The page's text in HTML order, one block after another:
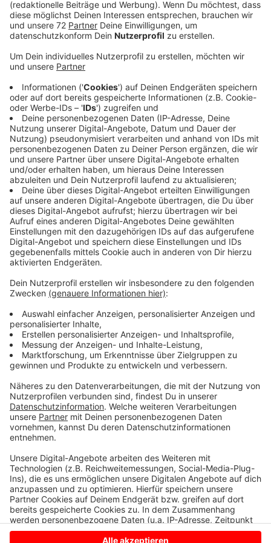
"1000 Gute Gründe" ist einfach eine unfassbar positive
Nummer. "Oft wissen wir erst, was wir an unseren
Partnern hatten, wenn wir uns von ihnen getrennt
haben.", sagt Adel Tawil im Interview mit uns. "Das
wollte ich umdrehen, ins Positive. Für jede Macke, für
jede Eigenheit liebe ich dich." Wir lieben diese Nummer.
Deswegen ist sie neu im besten Mix.
Anzeige
Wir benötigen Ihre
Zustimmung, um den YouTube
Video-Service zu laden!
Wir verwenden einen Service eines
Drittanbieters, um Videoinhalte
Daten zu Ihren Aktivitäten
Details durch und stimmen Sie der
Nutzung des Service zu, um dieses
Video anzusehen.
Mehr Informationen
Akzeptieren
powered byUsercentrics Consent
Adel Tawil "1000 gute Gründe" (Official Music Video)
Anzeige
Anzeige